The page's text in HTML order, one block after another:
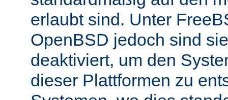
erlaubt sind. Unter
OpenBSD jedoch sind
deaktiviert, um den
dieser Plattformen zu